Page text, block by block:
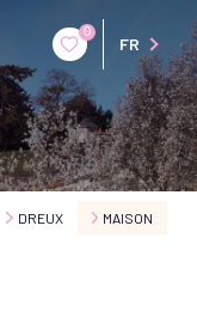
0
FR
DREUX MAISON